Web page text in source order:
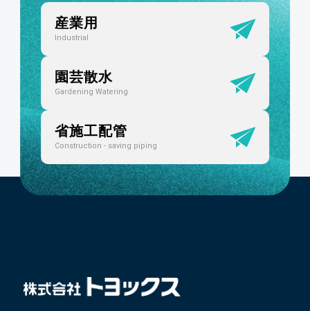
産業用
Industrial
園芸散水
Gardening Watering
省施工配管
Construction - saving piping